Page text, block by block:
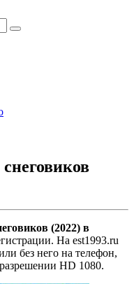
(2022) в
На est1993.ru
без него на телефон,
HD 1080.